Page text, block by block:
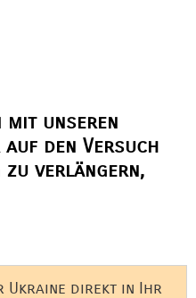
mit unseren
den Versuch
zu verlängern,
Ukraine direkt in Ihr